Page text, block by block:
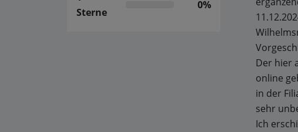
Sterne
0%
Der hier
online
in der
sehr
Ich